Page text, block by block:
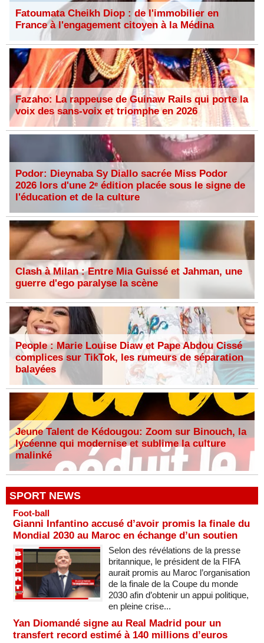
Fatoumata Cheikh Diop : de l'immobilier en
France à l'engagement citoyen à la Médina
Fazaho: La rappeuse de Guinaw Rails qui porte la
voix des sans-voix et triomphe en 2026
Podor: Dieynaba Sy Diallo sacrée Miss Podor
2026 lors d'une 2ᵉ édition placée sous le signe de
l'éducation et de la culture
Clash à Milan : Entre Mia Guissé et Jahman, une
guerre d'ego paralyse la scène
People : Marie Louise Diaw et Pape Abdou Cissé
complices sur TikTok, les rumeurs de séparation
balayées
Jeune Talent de Kédougou: Zoom sur Binouch, la
lycéenne qui modernise et sublime la culture
malinké
SPORT NEWS
Foot-ball
Gianni Infantino accusé d’avoir promis la finale du
Mondial 2030 au Maroc en échange d’un soutien
Selon des révélations de la presse
britannique, le président de la FIFA
aurait promis au Maroc l’organisation
de la finale de la Coupe du monde
2030 afin d’obtenir un appui politique,
en pleine crise...
Yan Diomandé signe au Real Madrid pour un
transfert record estimé à 140 millions d’euros